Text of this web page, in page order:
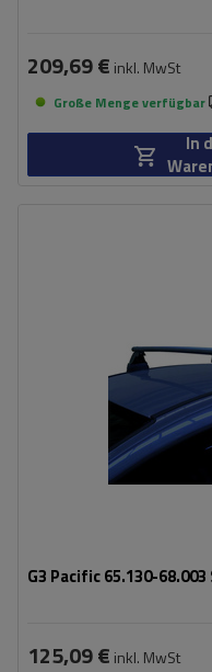
209,69 € inkl. MwSt
Große Menge verfügbar
In
G3 Pacific 65.130-
125,09 € inkl. MwSt